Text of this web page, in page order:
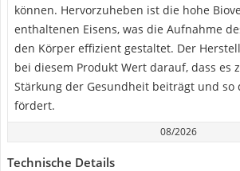
können. Hervorzuheben ist die hohe
enthaltenen Eisens, was die Aufnahme
den Körper effizient gestaltet. Der
bei diesem Produkt Wert darauf, dass es
Stärkung der Gesundheit beiträgt und so
fördert.
08/2026
Technische Details